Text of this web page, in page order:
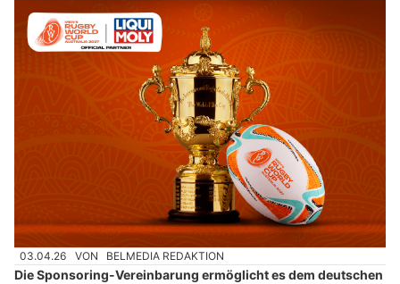
03.04.26 VON BELMEDIA REDAKTION
Die Sponsoring-Vereinbarung ermöglicht es dem deutschen